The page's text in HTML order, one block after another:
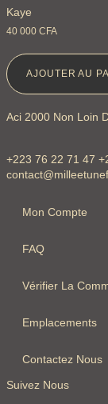
Kaye
40 000 CFA
AJOUTER AU
Aci 2000 Non Loin
+223 76 22 71 47
Mon Compte
FAQ
Vérifier La
Emplacements
Contactez Nous
Suivez Nous